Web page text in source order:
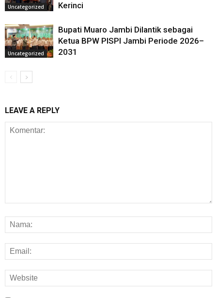
Uncategorized
Kerinci
Uncategorized
Bupati Muaro Jambi Dilantik sebagai
Ketua BPW PISPI Jambi Periode 2026–
2031
LEAVE A REPLY